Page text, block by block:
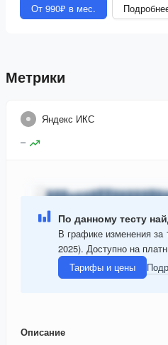
От 990₽ в мес.
Метрики
Яндекс ИКС
–
По данному тесту
В графике изменения за
2025). Доступно на
Тарифы и цены
Описание